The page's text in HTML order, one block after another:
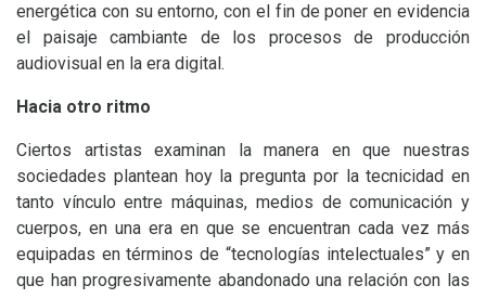
energética con su entorno, con el fin de poner en evidencia
el paisaje cambiante de los procesos de producción
audiovisual en la era digital.
Hacia otro ritmo
Ciertos artistas examinan la manera en que nuestras
sociedades plantean hoy la pregunta por la tecnicidad en
tanto vínculo entre máquinas, medios de comunicación y
cuerpos, en una era en que se encuentran cada vez más
equipadas en términos de “tecnologías intelectuales” y en
que han progresivamente abandonado una relación con las